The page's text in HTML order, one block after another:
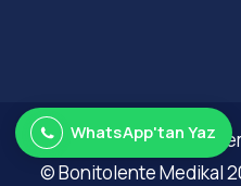
Web
© Bonitolente Medikal
WhatsApp'tan Yaz